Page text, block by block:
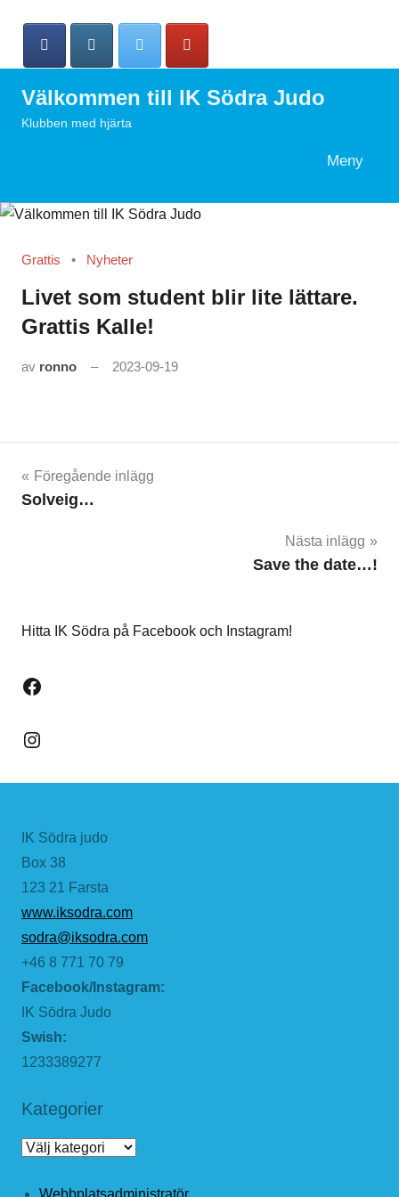
Välkommen till IK Södra Judo
Klubben med hjärta
Meny
Grattis Nyheter
Livet som student blir lite lättare.
Grattis Kalle!
av ronno 2023-09-19
Inläggsnavigering
Föregående inlägg
Solveig…
Nästa inlägg
Save the date…!
Hitta IK Södra på Facebook och Instagram!
Facebook
Instagram
IK Södra judo
Box 38
123 21 Farsta
www.iksodra.com
sodra@iksodra.com
+46 8 771 70 79
Facebook/Instagram:
IK Södra Judo
Swish:
1233389277
Kategorier
Kategorier
Webbplatsadministratör